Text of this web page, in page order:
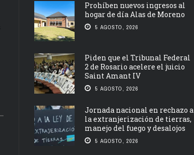
Prohíben nuevos ingresos al
hogar de día Alas de Moreno
5 AGOSTO, 2026
Piden que el Tribunal Federal
2 de Rosario acelere el juicio
Saint Amant IV
5 AGOSTO, 2026
Jornada nacional en rechazo a
la extranjerización de tierras,
manejo del fuego y desalojos
5 AGOSTO, 2026